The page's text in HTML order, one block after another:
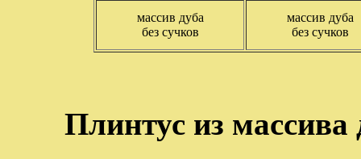
массив дуба
без сучков
массив дуба
без сучков
Плинтус из массива